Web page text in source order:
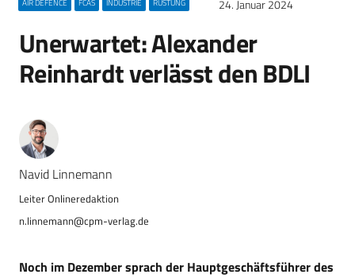
AIR DEFENCE FCAS INDUSTRIE RÜSTUNG 24. Januar 2024
Unerwartet: Alexander
Reinhardt verlässt den BDLI
Navid Linnemann
n.linnemann@cpm-verlag.de
Noch im Dezember sprach der Hauptgeschäftsführer des